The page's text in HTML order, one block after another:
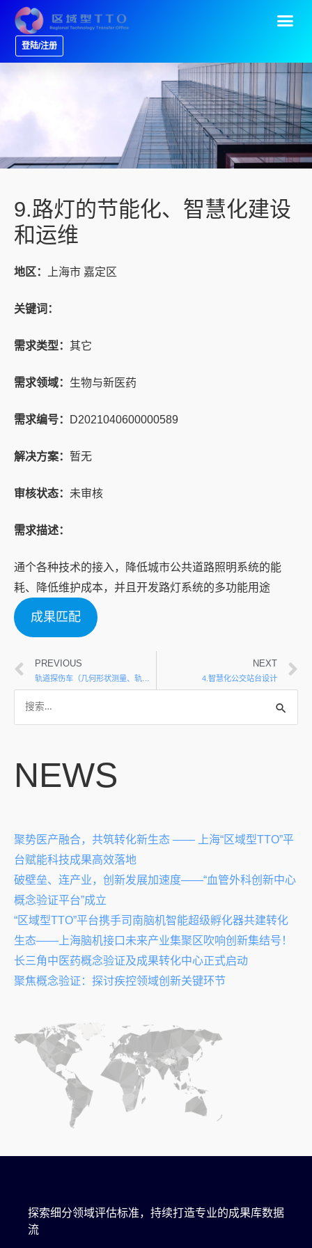
登陆/注册
9.路灯的节能化、智慧化建设
和运维
地区： 上海市 嘉定区
关键词：
需求类型： 其它
需求领域： 生物与新医药
需求编号： D2021040600000589
解决方案： 暂无
审核状态： 未审核
需求描述：
通个各种技术的接入，降低城市公共道路照明系统的能
耗、降低维护成本，并且开发路灯系统的多功能用途
成果匹配
PREVIOUS NEXT
4.智慧化公交站台设计
NEWS
聚势医产融合，共筑转化新生态 —— 上海“区域型TTO”平
台赋能科技成果高效落地
破壁垒、连产业，创新发展加速度——“血管外科创新中心
概念验证平台”成立
“区域型TTO”平台携手司南脑机智能超级孵化器共建转化
生态——上海脑机接口未来产业集聚区吹响创新集结号！
长三角中医药概念验证及成果转化中心正式启动
聚焦概念验证：探讨疾控领域创新关键环节
探索细分领域评估标准，持续打造专业的成果库数据
流